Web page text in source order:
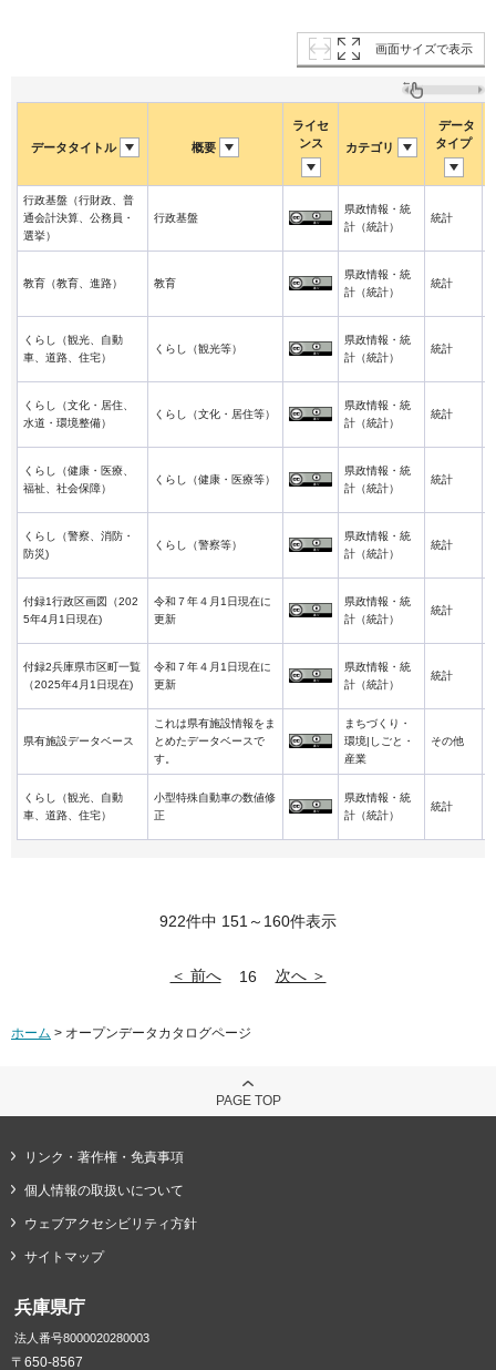
画面サイズで表示
データタイトル 概要
ライセ
ンス
カテゴリ
データ
タイプ
行政基盤（行財政、普
通会計決算、公務員・
選挙）
行政基盤
県政情報・統
計（統計）
統計
教育（教育、進路） 教育
県政情報・統
計（統計）
統計
くらし（観光、自動
車、道路、住宅）
くらし（観光等）
県政情報・統
計（統計）
統計
くらし（文化・居住、
水道・環境整備）
くらし（文化・居住等）
県政情報・統
計（統計）
統計
くらし（健康・医療、
福祉、社会保障）
くらし（健康・医療等）
県政情報・統
計（統計）
統計
くらし（警察、消防・
防災)
くらし（警察等）
県政情報・統
計（統計）
統計
付録1行政区画図（202
5年4月1日現在)
令和７年４月1日現在に
更新
県政情報・統
計（統計）
統計
付録2兵庫県市区町一覧
（2025年4月1日現在)
令和７年４月1日現在に
更新
県政情報・統
計（統計）
統計
県有施設データベース
これは県有施設情報をま
とめたデータベースで
す。
まちづくり・
環境|しごと・
産業
その他
くらし（観光、自動
車、道路、住宅）
小型特殊自動車の数値修
正
県政情報・統
計（統計）
統計
922件中 151～160件表示
＜ 前へ 16 次へ ＞
ホーム > オープンデータカタログページ
PAGE TOP
リンク・著作権・免責事項
個人情報の取扱いについて
ウェブアクセシビリティ方針
サイトマップ
兵庫県庁
法人番号8000020280003
〒650-8567